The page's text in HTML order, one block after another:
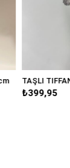
TIFFANY VİP